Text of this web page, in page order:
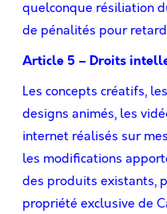
quelconque résiliation
de pénalités pour
Article 5 – Droits
Les concepts créatifs,
designs animés, les
internet réalisés sur
les modiﬁcations
des produits existants,
propriété exclusive de